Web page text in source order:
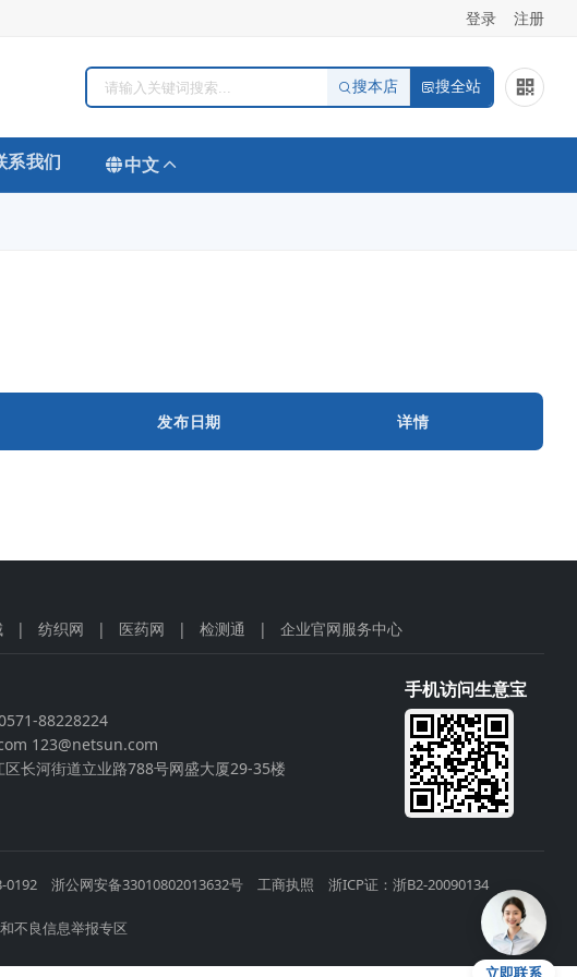
登录 注册
搜本店 搜全站
系我们 中文
发布日期 详情
立即联系
| 纺织网 | 医药网 | 检测通 | 企业官网服务中心
88228224
123@netsun.com
长河街道立业路788号网盛大厦29-35楼
手机访问生意宝
0192 浙公网安备33010802013632号 工商执照 浙ICP证：浙B2-20090134
不良信息举报专区